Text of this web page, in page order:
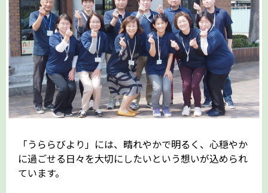
「うららびより」には、晴れやかで明るく、心穏やか
に過ごせる日々を大切にしたいという想いが込められ
ています。